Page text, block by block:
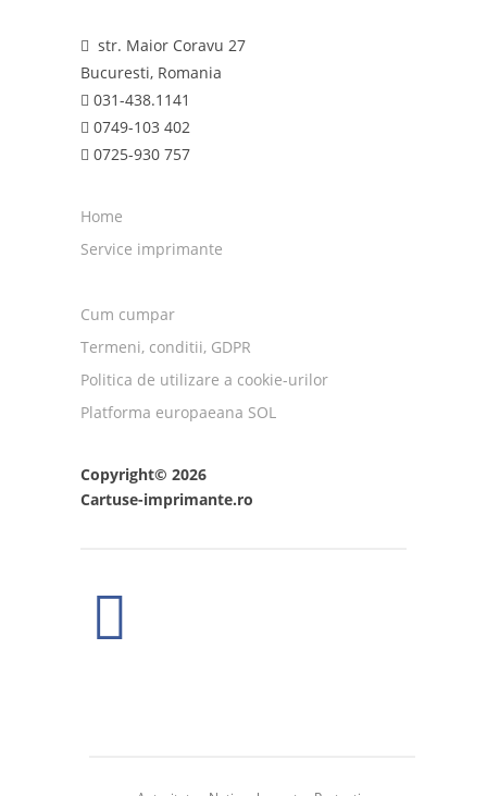
str. Maior Coravu 27
Bucuresti, Romania
031-438.1141
0749-103 402
0725-930 757
Home
Service imprimante
Cum cumpar
Termeni, conditii, GDPR
Politica de utilizare a cookie-urilor
Platforma europaeana SOL
Copyright© 2026
Cartuse-imprimante.ro